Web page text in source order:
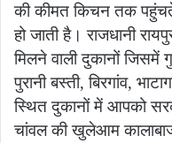
की कीमत किचन तक
हो जाती है। राजधानी
मिलने वाली दुकानों जिसमें
पुरानी बस्ती, बिरगांव,
स्थित दुकानों में आपको
चांवल की खुलेआम